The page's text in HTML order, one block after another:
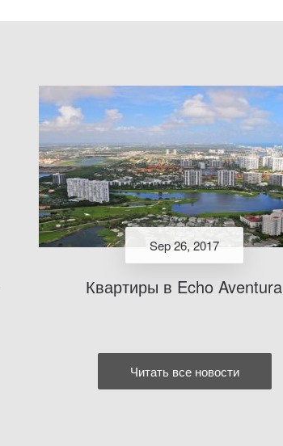
Sep 26, 2017
Квартиры в Echo Aventura
Читать все новости